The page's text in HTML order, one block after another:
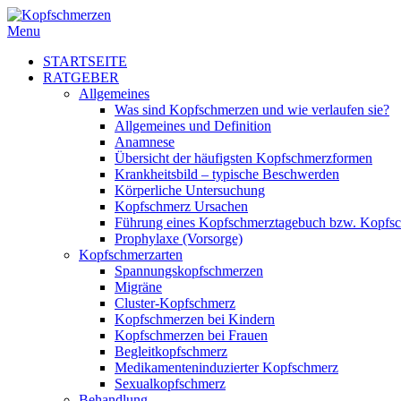
Menu
STARTSEITE
RATGEBER
Allgemeines
Was sind Kopfschmerzen und wie verlaufen sie?
Allgemeines und Definition
Anamnese
Übersicht der häufigsten Kopfschmerzformen
Krankheitsbild – typische Beschwerden
Körperliche Untersuchung
Kopfschmerz Ursachen
Führung eines Kopfschmerztagebuch bzw.
Prophylaxe (Vorsorge)
Kopfschmerzarten
Spannungskopfschmerzen
Migräne
Cluster-Kopfschmerz
Kopfschmerzen bei Kindern
Kopfschmerzen bei Frauen
Begleitkopfschmerz
Medikamenteninduzierter Kopfschmerz
Sexualkopfschmerz